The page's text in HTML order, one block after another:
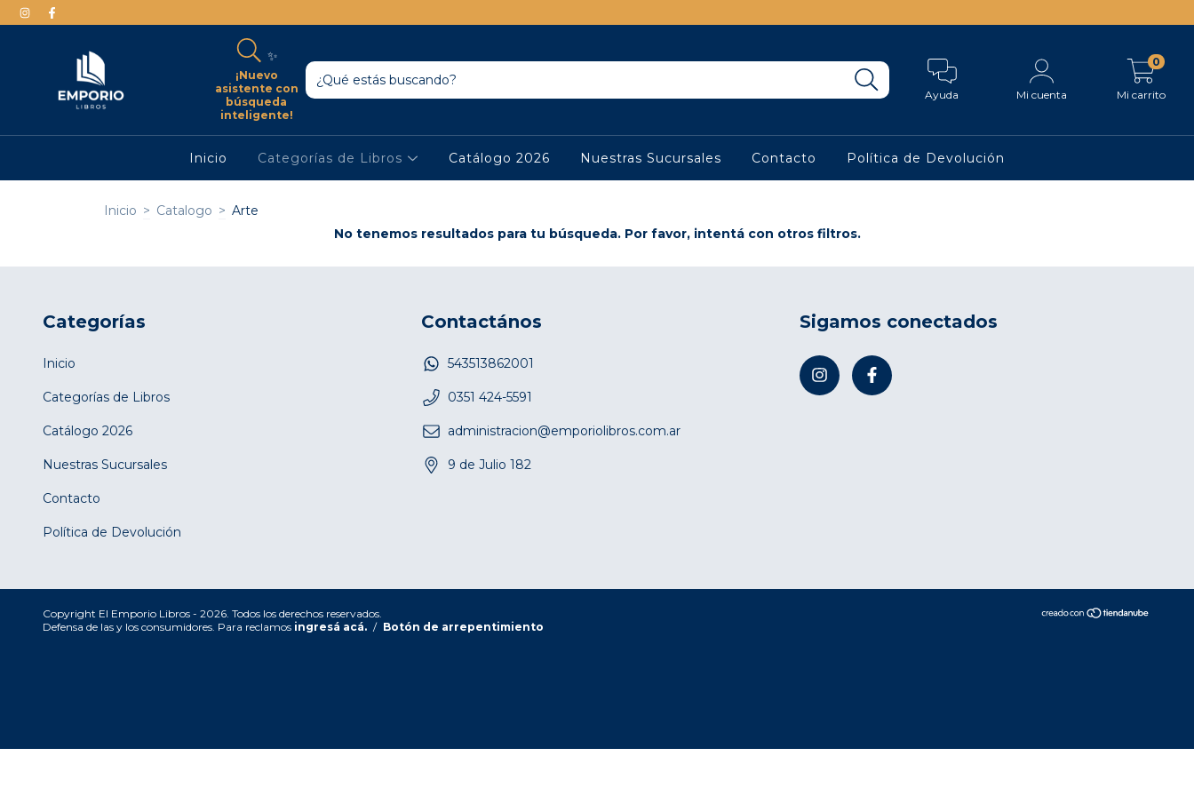
✨
¡Nuevo
asistente con
búsqueda
inteligente!
Ayuda Mi cuenta Mi carrito
0
Inicio Categorías de Libros Catálogo 2026 Nuestras Sucursales Contacto Política de Devolución
Inicio > Catalogo > Arte
No tenemos resultados para tu búsqueda. Por favor, intentá con otros filtros.
Categorías
Inicio
Categorías de Libros
Catálogo 2026
Nuestras Sucursales
Contacto
Política de Devolución
Contactános
543513862001
0351 424-5591
administracion@emporiolibros.com.ar
9 de Julio 182
Sigamos conectados
Copyright El Emporio Libros - 2026. Todos los derechos reservados.
Defensa de las y los consumidores. Para reclamos ingresá acá. / Botón de arrepentimiento